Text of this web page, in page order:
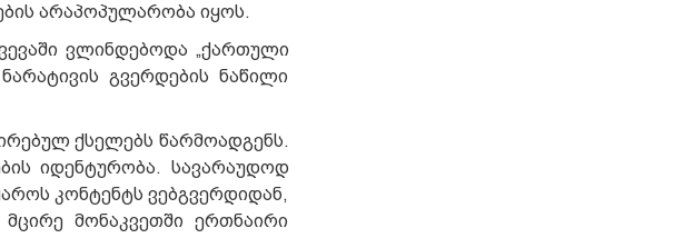
არაპოპულარობა იყოს.
ვლინდებოდა „ქართული
გვერდების ნაწილი
ქსელებს წარმოადგენს.
იდენტურობა. სავარაუდოდ
კონტენტს ვებგვერდიდან,
მონაკვეთში ერთნაირი